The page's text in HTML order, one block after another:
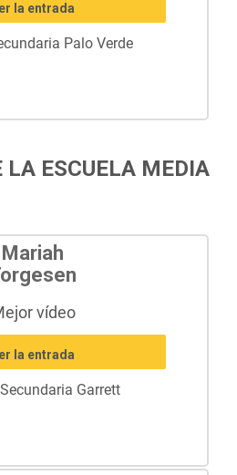
la entrada
Palo Verde
LA ESCUELA MEDIA
Mariah
vídeo
la entrada
Garrett